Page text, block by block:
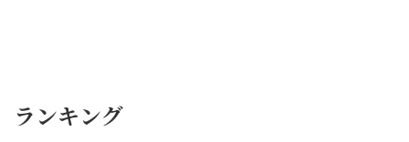
ランキング